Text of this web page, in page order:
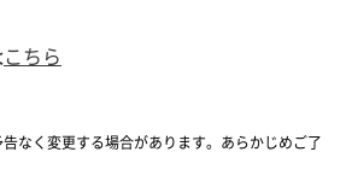
こちら
なく変更する場合があります。あらかじめご了